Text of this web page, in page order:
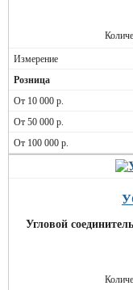
Угловой